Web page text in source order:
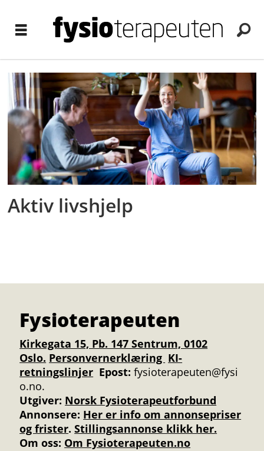
Tag:
biskop
Aktiv livshjelp
Fysioterapeuten
Kirkegata 15, Pb. 147 Sentrum, 0102
Oslo. Personvernerklæring KI-
retningslinjer Epost: fysioterapeuten@fysi
o.no.
Utgiver: Norsk Fysioterapeutforbund
Annonsere: Her er info om annonsepriser
og frister.Stillingsannonse klikk her.
Om oss: Om Fysioterapeuten.no